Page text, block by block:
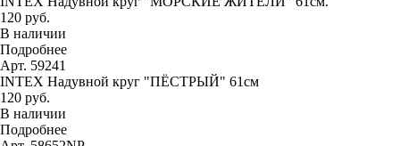
120 руб.
В наличии
Подробнее
Арт. 59241
INTEX Надувной круг "ПЁСТРЫЙ" 61см
120 руб.
В наличии
Подробнее